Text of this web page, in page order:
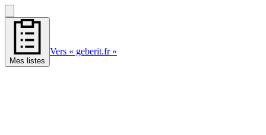
Mes listes
Vers « geberit.fr »